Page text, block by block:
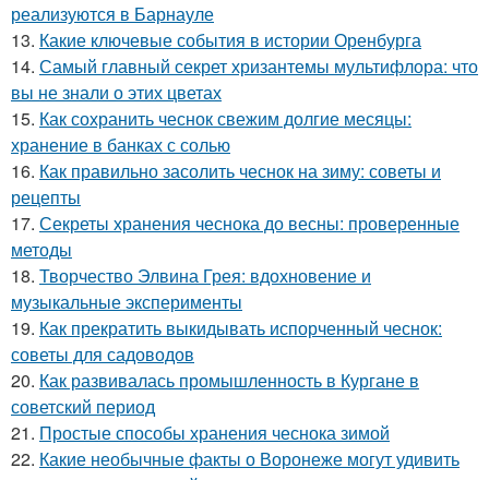
реализуются в Барнауле
13. Какие ключевые события в истории Оренбурга
14. Самый главный секрет хризантемы мультифлора: что
вы не знали о этих цветах
15. Как сохранить чеснок свежим долгие месяцы:
хранение в банках с солью
16. Как правильно засолить чеснок на зиму: советы и
рецепты
17. Секреты хранения чеснока до весны: проверенные
методы
18. Творчество Элвина Грея: вдохновение и
музыкальные эксперименты
19. Как прекратить выкидывать испорченный чеснок:
советы для садоводов
20. Как развивалась промышленность в Кургане в
советский период
21. Простые способы хранения чеснока зимой
22. Какие необычные факты о Воронеже могут удивить